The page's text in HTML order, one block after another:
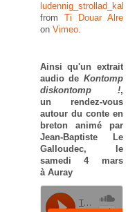
from Ti Douar Alre
on Vimeo.
Ainsi qu'un extrait
audio de Kontomp
diskontomp !,
un
rendez-vous
autour du conte en
breton animé par
Jean-Baptiste Le
Galloudec, le
samedi 4 mars
à Auray